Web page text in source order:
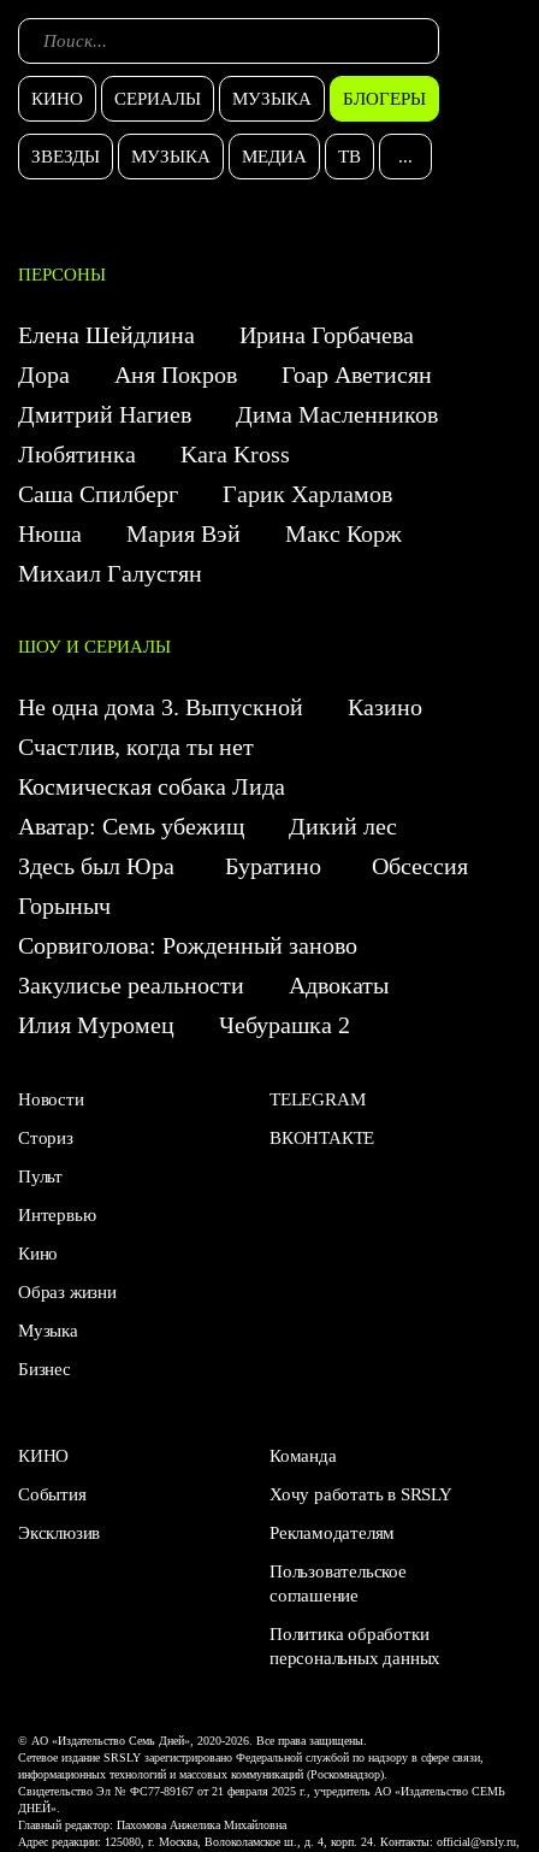
КИНО СЕРИАЛЫ МУЗЫКА БЛОГЕРЫ
ЗВЕЗДЫ МУЗЫКА МЕДИА ТВ ...
ПЕРСОНЫ
Елена Шейдлина
Ирина Горбачева
Дора
Аня Покров
Гоар Аветисян
Дмитрий Нагиев
Дима Масленников
Любятинка
Kara Kross
Саша Спилберг
Гарик Харламов
Нюша
Мария Вэй
Макс Корж
Михаил Галустян
ШОУ И СЕРИАЛЫ
Не одна дома 3. Выпускной
Казино
Счастлив, когда ты нет
Космическая собака Лида
Аватар: Семь убежищ
Дикий лес
Здесь был Юра
Буратино
Обсессия
Горыныч
Сорвиголова: Рожденный заново
Закулисье реальности
Адвокаты
Илия Муромец
Чебурашка 2
Новости
Сториз
Пульт
Интервью
Кино
Образ жизни
Музыка
Бизнес
TELEGRAM
ВКОНТАКТЕ
КИНО
События
Эксклюзив
Команда
Хочу работать в SRSLY
Рекламодателям
Пользовательское
соглашение
Политика обработки
персональных данных
© АО «Издательство Семь Дней», 2020-2026. Все права защищены.
Сетевое издание SRSLY зарегистрировано Федеральной службой по надзору в сфере связи,
информационных технологий и массовых коммуникаций (Роскомнадзор).
Свидетельство Эл № ФС77-89167 от 21 февраля 2025 г., учредитель АО «Издательство СЕМЬ
ДНЕЙ».
Главный редактор: Пахомова Анжелика Михайловна
Адрес редакции: 125080, г. Москва, Волоколамское ш., д. 4, корп. 24. Контакты: official@srsly.ru,